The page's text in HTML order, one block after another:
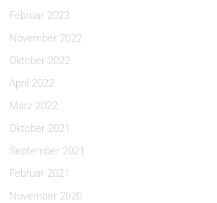
Februar 2023
November 2022
Oktober 2022
April 2022
März 2022
Oktober 2021
September 2021
Februar 2021
November 2020